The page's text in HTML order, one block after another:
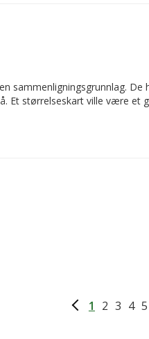
Et størrelseskart ville være et
1 2 3 4 5